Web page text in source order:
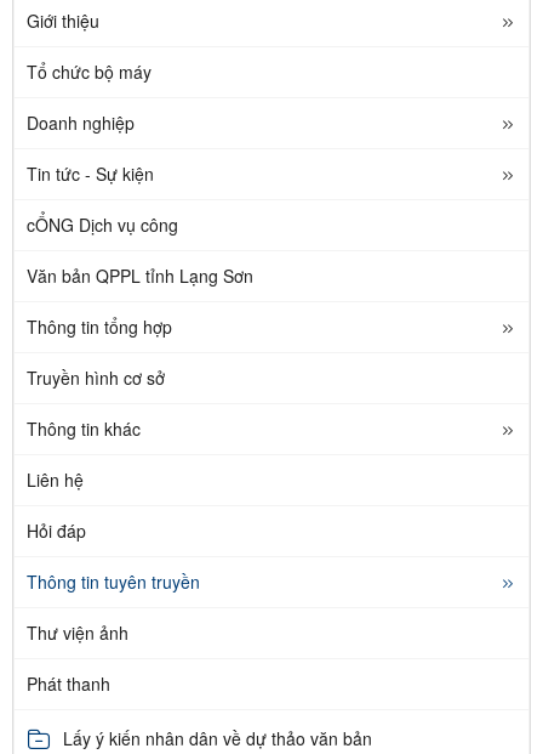
Giới thiệu
Tổ chức bộ máy
Doanh nghiệp
Tin tức - Sự kiện
cỔNG Dịch vụ công
Văn bản QPPL tỉnh Lạng Sơn
Thông tin tổng hợp
Truyền hình cơ sở
Thông tin khác
Liên hệ
Hỏi đáp
Thông tin tuyên truyền
Thư viện ảnh
Phát thanh
Lấy ý kiến nhân dân về dự thảo văn bản